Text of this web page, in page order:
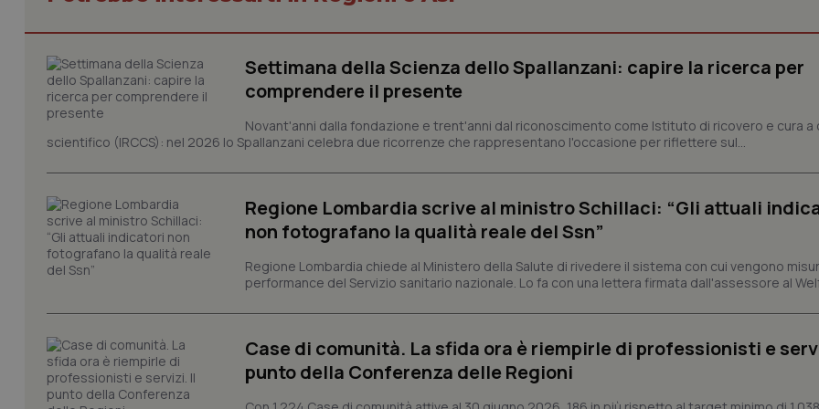
Settimana della Scienza dello Spallanzani: capire la ricerca per
comprendere il presente
Novant'anni dalla fondazione e trent'anni dal riconoscimento come Istituto di ricovero e cura a
scientifico (IRCCS): nel 2026 lo Spallanzani celebra due ricorrenze che rappresentano l'occasione per riflettere sul...
Regione Lombardia scrive al ministro Schillaci: “Gli attuali
non fotografano la qualità reale del Ssn”
Regione Lombardia chiede al Ministero della Salute di rivedere il sistema con cui vengono
performance del Servizio sanitario nazionale. Lo fa con una lettera firmata dall'assessore al
Case di comunità. La sfida ora è riempirle di professionisti e
punto della Conferenza delle Regioni
Necessari Statistici Marketing
I cookie necessari contribuiscono a rendere fruibile il sito web abilitandone funzionalità di base quali la
e l'accesso alle aree protette del sito. Il sito web non è in grado di funzionare correttamente senza questi
VISITOR_PRIVACY_METADATA
YouTube
.youtube.com
5 mesi 4
settimane
Questo cookie viene utilizzato
scelte di consenso e privacy
del visitatore riguardo a varie
preferenze siano onorate nelle
CookieScriptConsent
CookieScript
www.quotidianosanita.it
dei cookie di Cookie-Script.com
correttamente.
tracking-enable
settimane
abilitare il sistema di tracking
tracking-sites-ironfish-
session-id
www.quotidianosanita.it
4
Questo cookie è impostato